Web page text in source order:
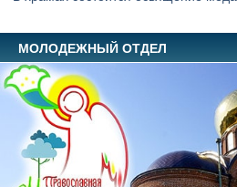
МОЛОДЕЖНЫЙ ОТДЕЛ